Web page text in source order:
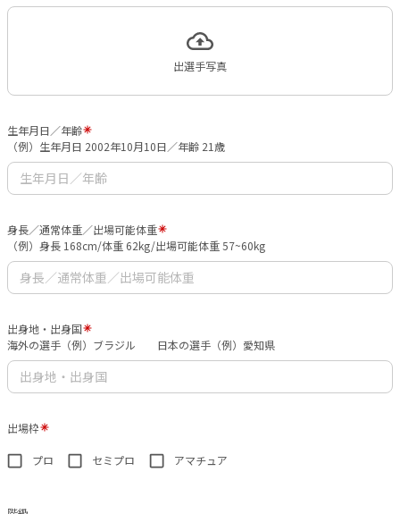
出選手写真
生年月日／年齢
（例）生年月日 2002年10月10日／年齢 21歳
身長／通常体重／出場可能体重
（例）身長 168cm/体重 62kg/出場可能体重 57~60kg
出身地・出身国
海外の選手（例）ブラジル 日本の選手（例）愛知県
出場枠
プロ セミプロ アマチュア